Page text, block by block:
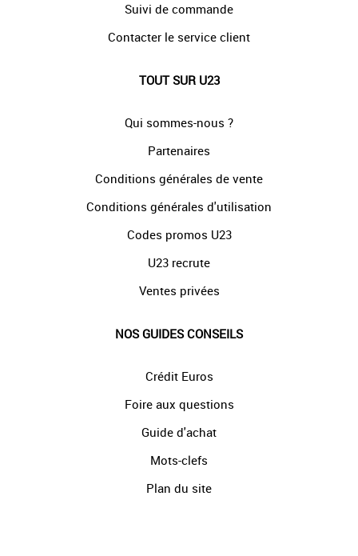
Suivi de commande
Contacter le service client
TOUT SUR U23
Qui sommes-nous ?
Partenaires
Conditions générales de vente
Conditions générales d'utilisation
Codes promos U23
U23 recrute
Ventes privées
NOS GUIDES CONSEILS
Crédit Euros
Foire aux questions
Guide d'achat
Mots-clefs
Plan du site